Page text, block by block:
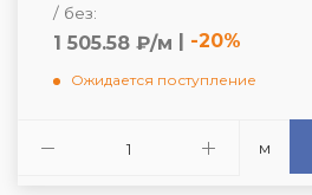
/ без:
1 505.58 ₽/м | -20%
Ожидается поступление
м